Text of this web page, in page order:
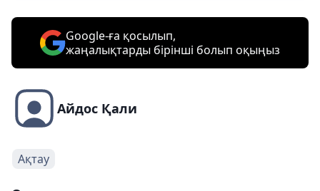
Google-ға қосылып,
жаңалықтарды бірінші болып оқыңыз
Айдос Қали
Ақтау